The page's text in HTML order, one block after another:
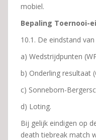
mobiel.
Bepaling Toernooi-
10.1. De eindstand
a) Wedstrijdpunten
b) Onderling resultaat
c) Sonneborn-
d) Loting.
Bij gelijk eindigen op
death tiebreak match